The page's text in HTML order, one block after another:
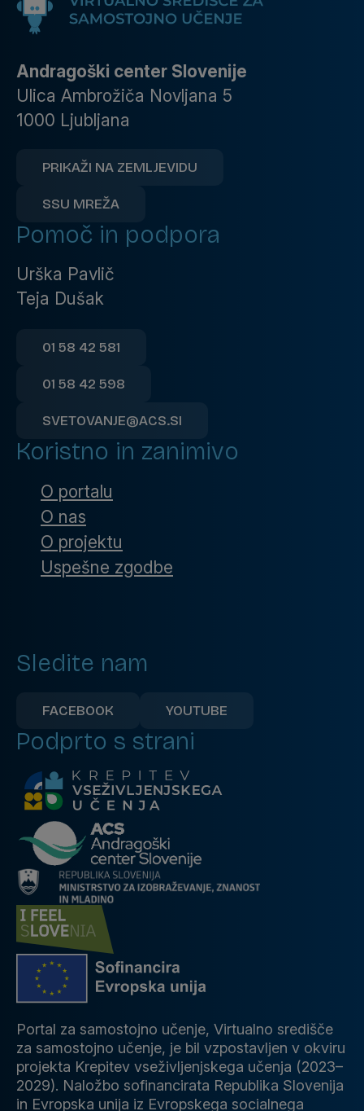
Andragoški center Slovenije
Ulica Ambrožiča Novljana 5
1000 Ljubljana
PRIKAŽI NA ZEMLJEVIDU
SSU MREŽA
Pomoč in podpora
Urška Pavlič
Teja Dušak
01 58 42 581
01 58 42 598
SVETOVANJE@ACS.SI
Koristno in zanimivo
O portalu
O nas
O projektu
Uspešne zgodbe
Sledite nam
FACEBOOK YOUTUBE
Podprto s strani
Portal za samostojno učenje, Virtualno središče
za samostojno učenje, je bil vzpostavljen v okviru
projekta Krepitev vseživljenjskega učenja (2023–
2029). Naložbo sofinancirata Republika Slovenija
in Evropska unija iz Evropskega socialnega